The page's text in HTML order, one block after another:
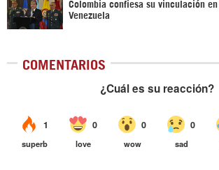
Colombia confiesa su vinculación
Venezuela
COMENTARIOS